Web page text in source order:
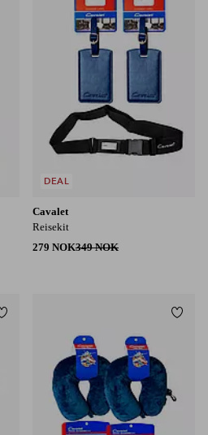
Cavalet
Reisekit
279 NOK349 NOK
DEAL
Legg til favoritter